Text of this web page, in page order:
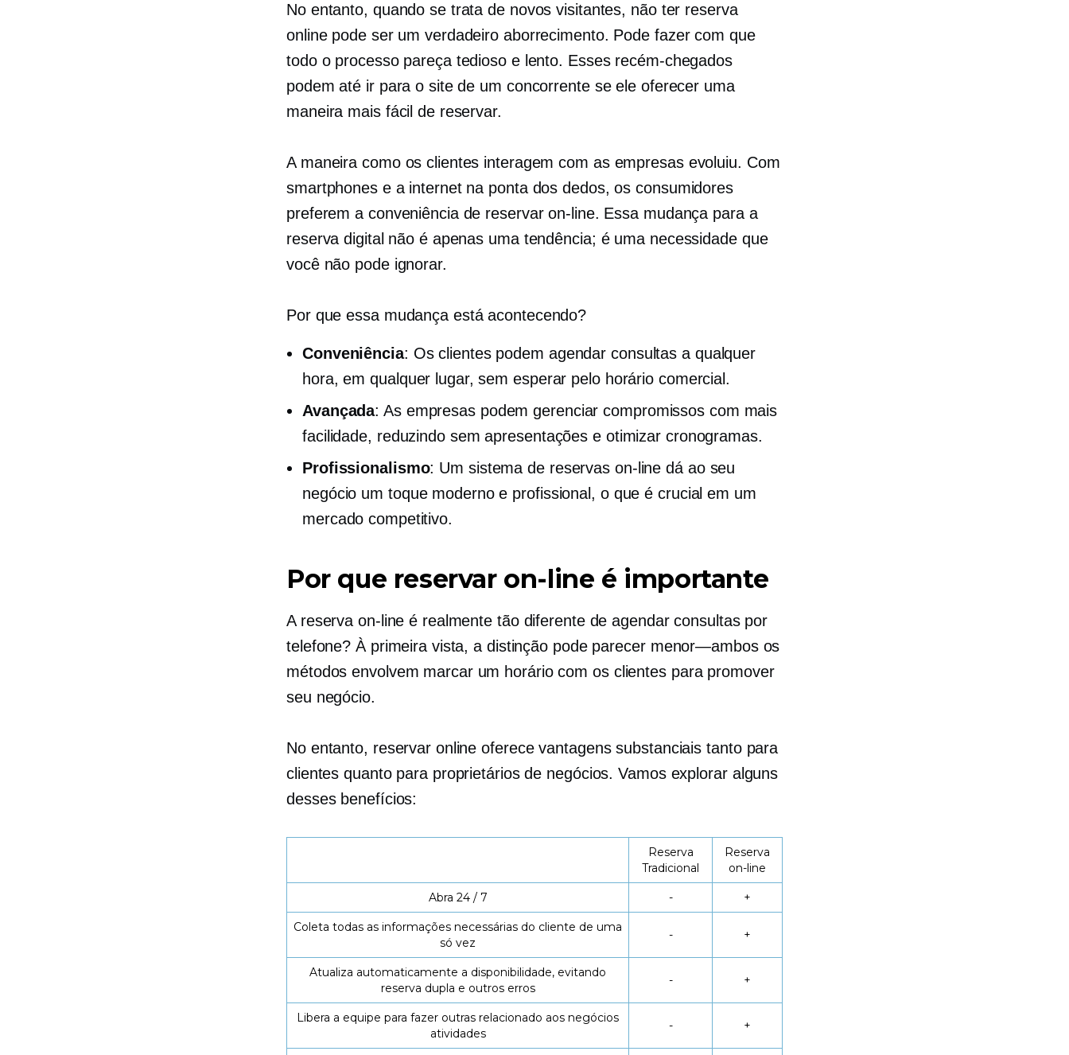
No entanto, quando se trata de novos visitantes, não ter reserva
online pode ser um verdadeiro aborrecimento. Pode fazer com que
todo o processo pareça tedioso e lento. Esses recém-chegados
podem até ir para o site de um concorrente se ele oferecer uma
maneira mais fácil de reservar.
A maneira como os clientes interagem com as empresas evoluiu. Com
smartphones e a internet na ponta dos dedos, os consumidores
preferem a conveniência de reservar on-line. Essa mudança para a
reserva digital não é apenas uma tendência; é uma necessidade que
você não pode ignorar.
Por que essa mudança está acontecendo?
Conveniência: Os clientes podem agendar consultas a qualquer
hora, em qualquer lugar, sem esperar pelo horário comercial.
Avançada: As empresas podem gerenciar compromissos com mais
facilidade, reduzindo sem apresentações e otimizar cronogramas.
Profissionalismo: Um sistema de reservas on-line dá ao seu
negócio um toque moderno e profissional, o que é crucial em um
mercado competitivo.
Por que reservar on-line é importante
A reserva on-line é realmente tão diferente de agendar consultas por
telefone? À primeira vista, a distinção pode parecer menor—ambosos
métodos envolvem marcar um horário com os clientes para promover
seu negócio.
No entanto, reservar online oferece vantagens substanciais tanto para
clientes quanto para proprietários de negócios. Vamos explorar alguns
desses benefícios:
Reserva
Tradicional
Reserva
on-line
Abra 24 / 7 - +
Coleta todas as informações necessárias do cliente de uma
só vez
- +
Atualiza automaticamente a disponibilidade, evitando
reserva dupla e outros erros
- +
Libera a equipe para fazer outras relacionado aos negócios
atividades
- +